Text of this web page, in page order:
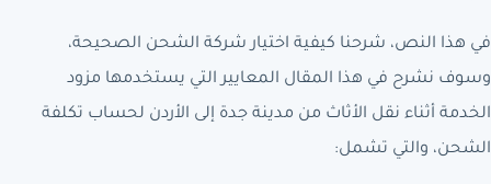
في هذا النص، شرحنا كيفية اختيار شركة الشحن الصحيحة،
وسوف نشرح في هذا المقال المعايير التي يستخدمها مزود
الخدمة أثناء نقل الأثاث من مدينة جدة إلى الأردن لحساب تكلفة
الشحن، والتي تشمل: